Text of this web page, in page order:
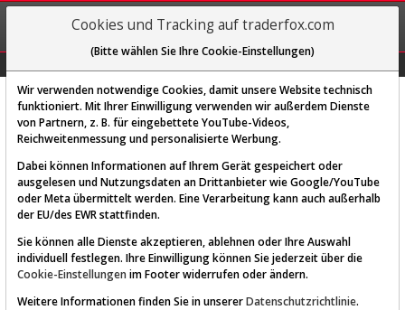
REGIS-
TRIEREN
Diese Funktion ist nur für
AKTIEN-TERMINAL
Cookies und Tracking auf traderfox.com
(Bitte wählen Sie Ihre Cookie-Einstellungen)
Wir verwenden notwendige Cookies, damit unsere Website technisch
funktioniert. Mit Ihrer Einwilligung verwenden wir außerdem Dienste
von Partnern, z. B. für eingebettete YouTube-Videos,
Reichweitenmessung und personalisierte Werbung.
Dabei können Informationen auf Ihrem Gerät gespeichert oder
ausgelesen und Nutzungsdaten an Drittanbieter wie Google/YouTube
oder Meta übermittelt werden. Eine Verarbeitung kann auch außerhalb
der EU/des EWR stattfinden.
Sie können alle Dienste akzeptieren, ablehnen oder Ihre Auswahl
individuell festlegen. Ihre Einwilligung können Sie jederzeit über die
Cookie-Einstellungen im Footer widerrufen oder ändern.
Weitere Informationen finden Sie in unsererDatenschutzrichtlinie.